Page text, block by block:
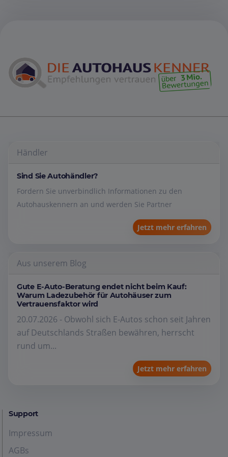
Händler
Sind Sie Autohändler?
Fordern Sie unverbindlich Informationen zu den
Autohauskennern an und werden Sie Partner
Jetzt mehr erfahren
Aus unserem Blog
Gute E-Auto-Beratung endet nicht beim Kauf:
Warum Ladezubehör für Autohäuser zum
Vertrauensfaktor wird
20.07.2026 - Obwohl sich E-Autos schon seit Jahren
auf Deutschlands Straßen bewähren, herrscht
rund um...
Jetzt mehr erfahren
Support
Impressum
AGBs